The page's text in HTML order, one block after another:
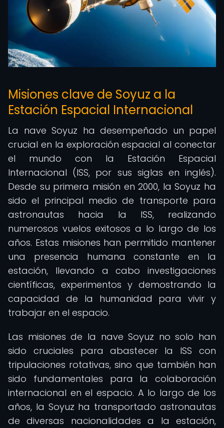
Misiones clave de Soyuz a la
Estación Espacial Internacional
La nave Soyuz ha desempeñado un papel
crucial en la exploración espacial al conectar
el mundo con la Estación Espacial
Internacional (ISS, por sus siglas en inglés).
Desde su primera misión en 2000, la Soyuz ha
sido el principal medio de transporte para
astronautas hacia la ISS, realizando
numerosos vuelos exitosos a lo largo de los
años. Estas misiones han permitido mantener
una presencia humana constante en la
estación, llevando a cabo investigaciones
científicas, experimentos y demostrando la
capacidad de la humanidad para vivir y
trabajar en el espacio.
Las misiones de la nave Soyuz no solo han
sido cruciales para abastecer la ISS con
tripulaciones rotativas, sino que también han
sido fundamentales para la colaboración
internacional en el espacio. A lo largo de los
años, la Soyuz ha transportado astronautas
de diversas nacionalidades a la estación,